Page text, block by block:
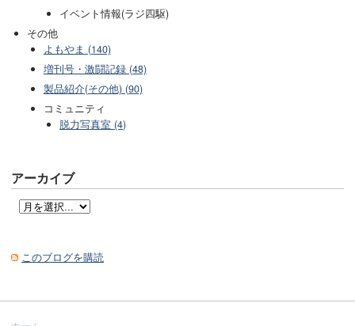
イベント情報(ラジ四駆)
その他
よもやま (140)
増刊号・激闘記録 (48)
製品紹介(その他) (90)
コミュニティ
脱力写真室 (4)
アーカイブ
このブログを購読